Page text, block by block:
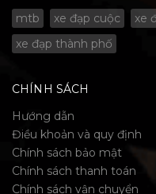
mtb
xe đạp cuộc
xe
xe đạp thành phố
CHÍNH SÁCH
Hướng dẫn
Điều khoản và quy định
Chính sách bảo mật
Chính sách thanh toán
Chính sách vận chuyển